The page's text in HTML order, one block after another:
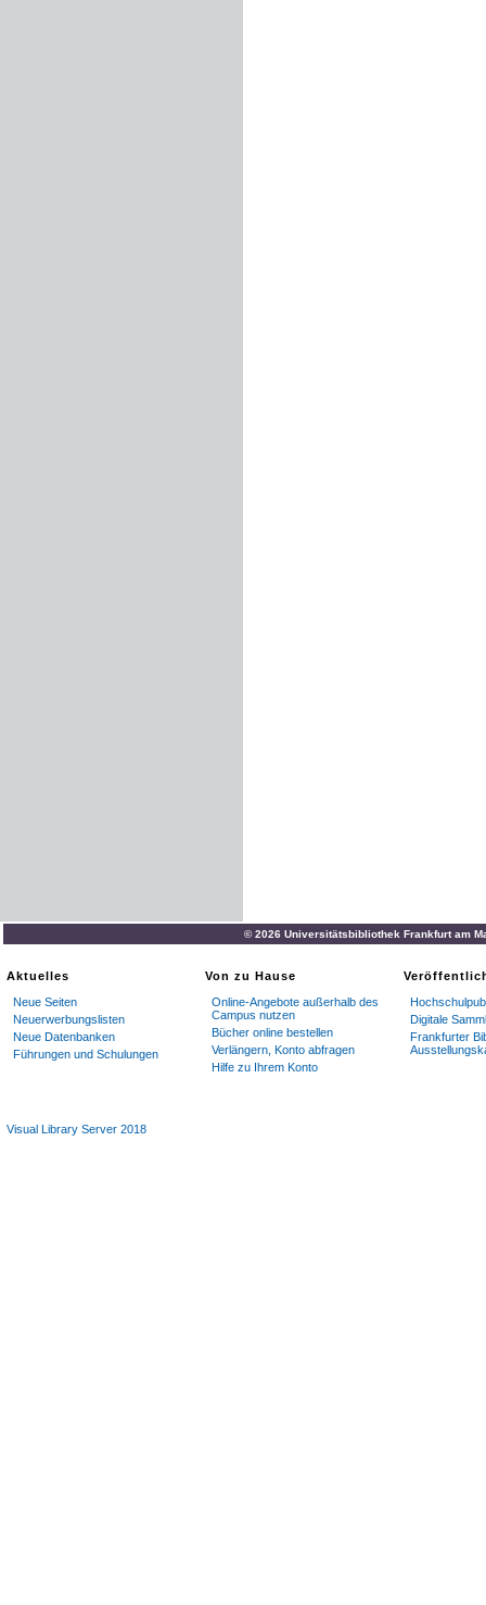
© 2026 Universitätsbibliothek Frankfurt am
Aktuelles
Neue Seiten
Neuerwerbungslisten
Neue Datenbanken
Führungen und Schulungen
Von zu Hause
Online-Angebote außerhalb des
Campus nutzen
Bücher online bestellen
Verlängern, Konto abfragen
Hilfe zu Ihrem Konto
Digitale
Frankfurter
Visual Library Server 2018